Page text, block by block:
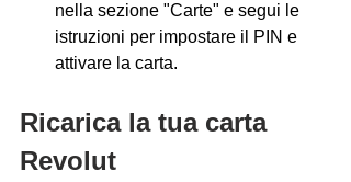
nella sezione "Carte" e segui le
istruzioni per impostare il PIN e
attivare la carta.
Ricarica la tua carta
Revolut